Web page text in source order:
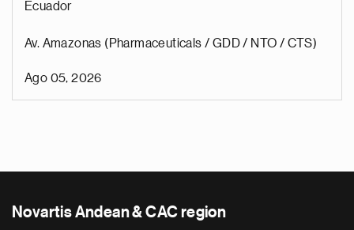
Ecuador
Av. Amazonas (Pharmaceuticals / GDD / NTO / CTS)
Ago 05, 2026
Novartis Andean & CAC region